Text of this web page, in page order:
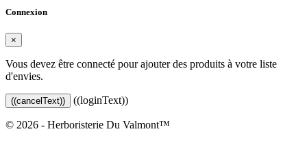
Connexion
×
Vous devez être connecté pour ajouter des produits à votre liste
d'envies.
((cancelText)) ((loginText))
© 2026 - Herboristerie Du Valmont™